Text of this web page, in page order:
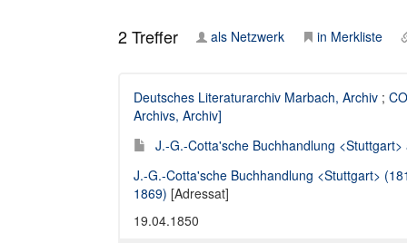
2Treffer als Netzwerk in Merkliste
Deutsches Literaturarchiv Marbach, Archiv ;
Archivs, Archiv]
J.-G.-Cotta'sche Buchhandlung
J.-G.-Cotta'sche Buchhandlung <Stuttgart>
1869) [Adressat]
19.04.1850